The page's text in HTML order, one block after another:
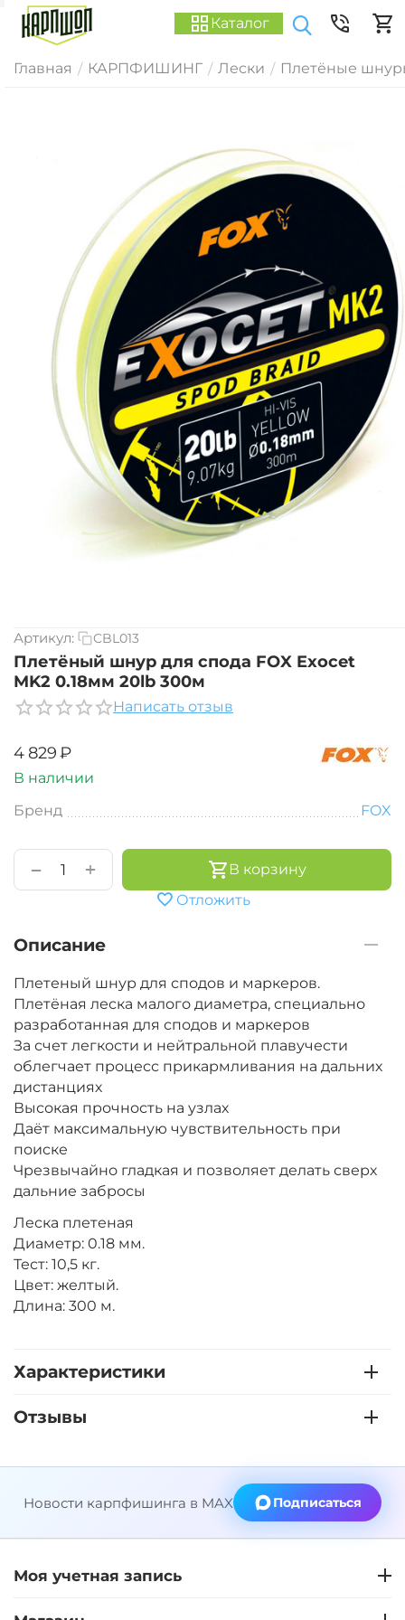
Каталог
Главная / КАРПФИШИНГ / Лески / Плетёные
Артикул: CBL013
Плетёный шнур для спода FOX Exocet
MK2 0.18мм 20lb 300м
Написать отзыв
‍4 829‍₽
В наличии
Бренд
FOX
+
−
В корзину
Отложить
Описание
Плетеный шнур для сподов и маркеров.
Плетёная леска малого диаметра, специально
разработанная для сподов и маркеров
За счет легкости и нейтральной плавучести
облегчает процесс прикармливания на дальних
дистанциях
Высокая прочность на узлах
Даёт максимальную чувствительность при
поиске
Чрезвычайно гладкая и позволяет делать сверх
дальние забросы
Леска плетеная
Диаметр: 0.18 мм.
Тест: 10,5 кг.
Цвет: желтый.
Длина: 300 м.
Характеристики
Отзывы
Новости карпфишинга в MAX Подписаться
Моя учетная запись